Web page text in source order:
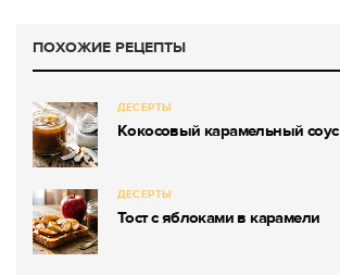
ПОХОЖИЕ РЕЦЕПТЫ
ДЕСЕРТЫ
Кокосовый карамельный соус
ДЕСЕРТЫ
Тост с яблоками в карамели